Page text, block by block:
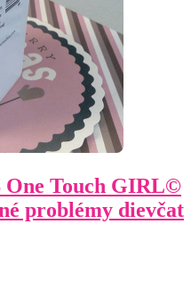
Touch GIRL©
problémy dievčat